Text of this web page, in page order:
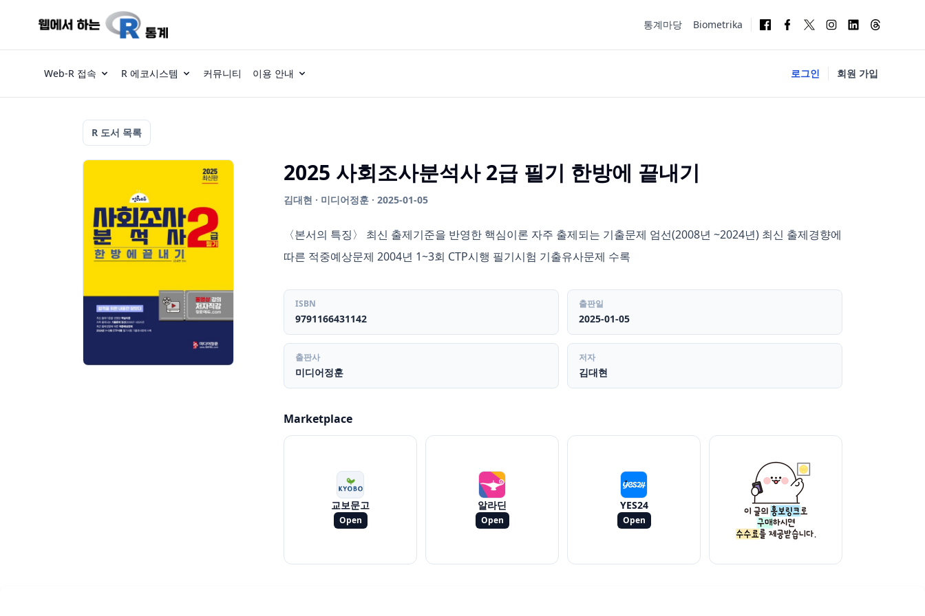
통계마당 Biometrika
Web-R 접속 R 에코시스템 커뮤니티 이용 안내 로그인 회원 가입
R 도서 목록
2025 사회조사분석사 2급 필기 한방에 끝내기
김대현 · 미디어정훈 · 2025-01-05
〈본서의 특징〉 최신 출제기준을 반영한 핵심이론 자주 출제되는 기출문제 엄선(2008년 ~2024년) 최신 출제경향에
따른 적중예상문제 2004년 1~3회 CTP시행 필기시험 기출유사문제 수록
ISBN
9791166431142
출판일
2025-01-05
출판사
미디어정훈
저자
김대현
Marketplace
교보문고
Open
알라딘
Open
YES24
Open